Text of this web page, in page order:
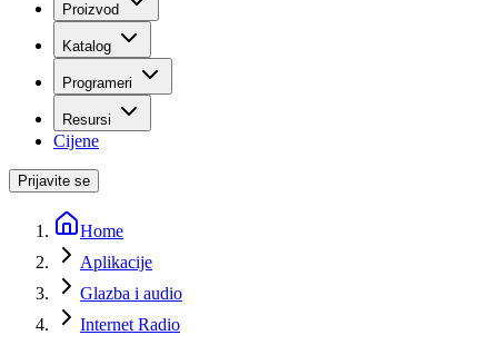
Proizvod
Katalog
Programeri
Resursi
Cijene
Prijavite se
Home
Aplikacije
Glazba i audio
Internet Radio